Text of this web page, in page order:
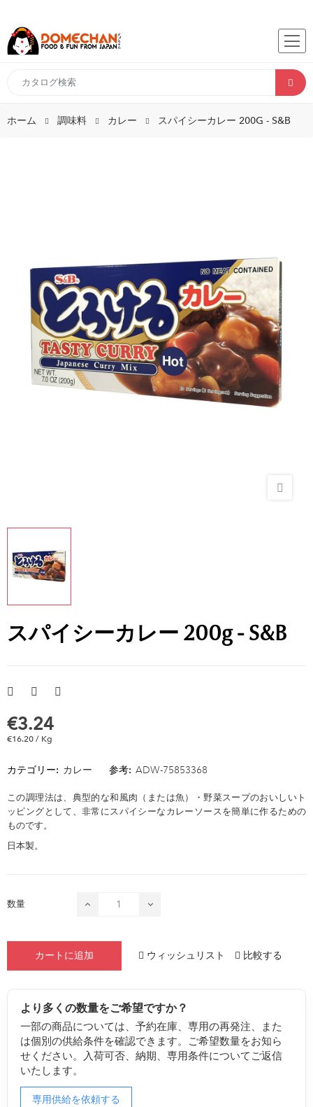
ホーム 調味料 カレー スパイシーカレー 200G - S&B
スパイシーカレー 200g - S&B
€3.24
€16.20 / Kg
カテゴリー: カレー 参考: ADW-75853368
この調理法は、典型的な和風肉（または魚）・野菜スープのおいしいト
ッピングとして、非常にスパイシーなカレーソースを簡単に作るための
ものです。
日本製。
数量
カートに追加 ウィッシュリスト 比較する
より多くの数量をご希望ですか？
一部の商品については、予約在庫、専用の再発注、また
は個別の供給条件を確認できます。ご希望数量をお知ら
せください。入荷可否、納期、専用条件についてご返信
いたします。
専用供給を依頼する